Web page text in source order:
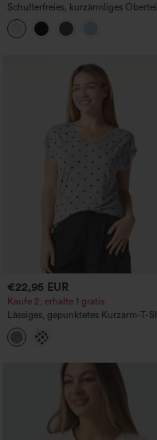
Schulterfreies, kurzärmliges
Baumwolle mit Rüschen
€22,95 EUR
Kaufe 2, erhalte 1 gratis
Lässiges, gepunktetes Kurzarm-T-
mit V-Ausschnitt